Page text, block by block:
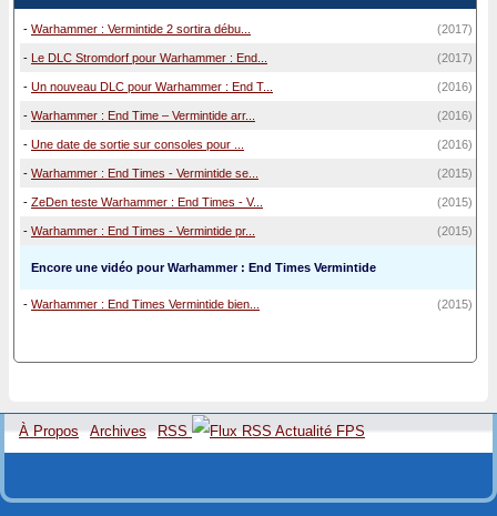
- Warhammer : Vermintide 2 sortira débu... (2017)
- Le DLC Stromdorf pour Warhammer : End... (2017)
- Un nouveau DLC pour Warhammer : End T... (2016)
- Warhammer : End Time – Vermintide arr... (2016)
- Une date de sortie sur consoles pour ... (2016)
- Warhammer : End Times - Vermintide se... (2015)
- ZeDen teste Warhammer : End Times - V... (2015)
- Warhammer : End Times - Vermintide pr... (2015)
Encore une vidéo pour Warhammer : End Times Vermintide
- Warhammer : End Times Vermintide bien... (2015)
À Propos Archives RSS